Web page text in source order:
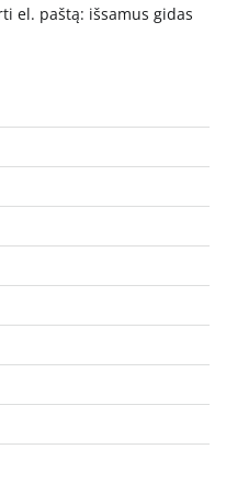
el. paštą: išsamus gidas